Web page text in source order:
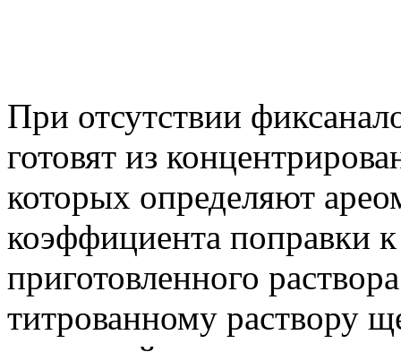
При отсутствии
готовят из
которых определяют
коэффициента поправки
приготовленного
титрованному раствору